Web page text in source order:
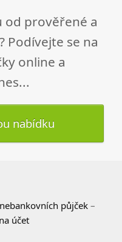
od prověřené a
Podívejte se na
online a
nabídku
půjček–
účet